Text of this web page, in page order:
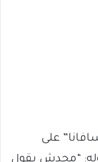
على